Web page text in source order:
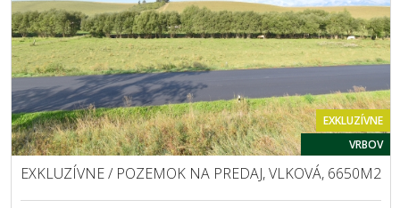
EXKLUZÍVNE
VRBOV
EXKLUZÍVNE / POZEMOK NA PREDAJ, VLKOVÁ, 6650M2